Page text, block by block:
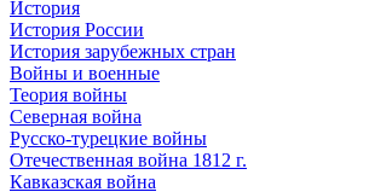
История
История России
История зарубежных стран
Войны и военные
Теория войны
Северная война
Русско-турецкие войны
Отечественная война 1812 г.
Кавказская война